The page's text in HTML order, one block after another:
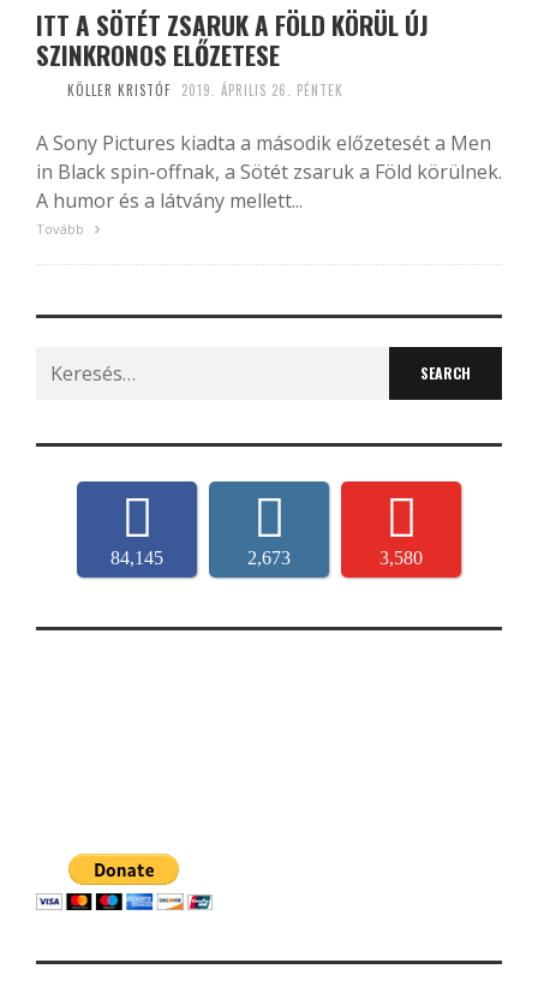
ITT A SÖTÉT ZSARUK A FÖLD KÖRÜL ÚJ
SZINKRONOS ELŐZETESE
KÖLLER KRISTÓF 2019. ÁPRILIS 26. PÉNTEK
A Sony Pictures kiadta a második előzetesét a Men
in Black spin-offnak, a Sötét zsaruk a Föld körülnek.
A humor és a látvány mellett...
Tovább
Search
for:
84,145 2,673 3,580